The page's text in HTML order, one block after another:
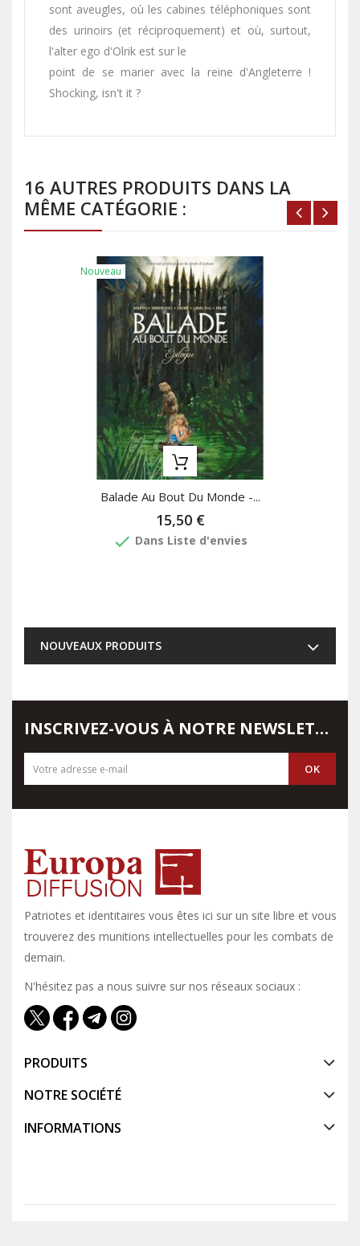
sont aveugles, où les cabines téléphoniques sont
des urinoirs (et réciproquement) et où, surtout,
l'alter ego d'Olrik est sur le
point de se marier avec la reine d'Angleterre !
Shocking, isn't it ?
16 AUTRES PRODUITS DANS LA
MÊME CATÉGORIE :
Nouveau
Balade Au Bout Du Monde -...
15,50 €
done Dans Liste d'envies
NOUVEAUX PRODUITS
INSCRIVEZ-VOUS À NOTRE NEWSLETTER
Patriotes et identitaires vous êtes ici sur un site libre et vous y
trouverez des munitions intellectuelles pour les combats de
demain.
N'hésitez pas a nous suivre sur nos réseaux sociaux :
PRODUITS
NOTRE SOCIÉTÉ
INFORMATIONS